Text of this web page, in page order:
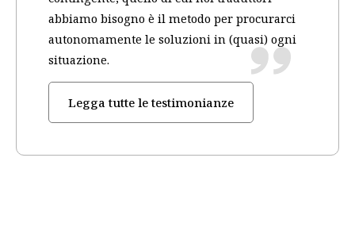
abbiamo bisogno è il metodo per procurarci
autonomamente le soluzioni in (quasi) ogni
situazione.
Legga tutte le testimonianze